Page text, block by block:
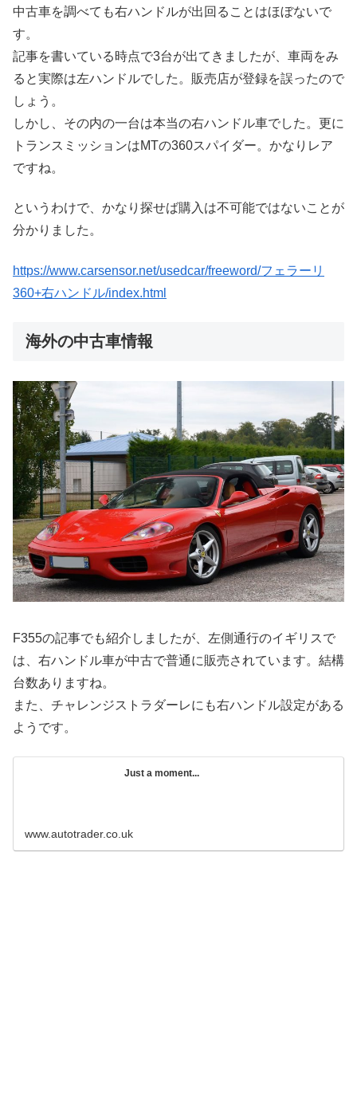
中古車を調べても右ハンドルが出回ることはほぼないで
す。
記事を書いている時点で3台が出てきましたが、車両をみ
ると実際は左ハンドルでした。販売店が登録を誤ったので
しょう。
しかし、その内の一台は本当の右ハンドル車でした。更に
トランスミッションはMTの360スパイダー。かなりレア
ですね。
というわけで、かなり探せば購入は不可能ではないことが
分かりました。
https://www.carsensor.net/usedcar/freeword/フェラーリ
360+右ハンドル/index.html
海外の中古車情報
F355の記事でも紹介しましたが、左側通行のイギリスで
は、右ハンドル車が中古で普通に販売されています。結構
台数ありますね。
また、チャレンジストラダーレにも右ハンドル設定がある
ようです。
Just a moment...
www.autotrader.co.uk